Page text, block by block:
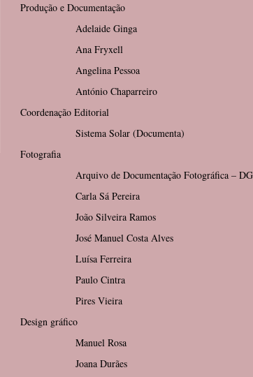
Produção e Documentação
Adelaide Ginga
Ana Fryxell
Angelina Pessoa
António Chaparreiro
Coordenação Editorial
Sistema Solar (Documenta)
Fotografia
Arquivo de Documentação Fotográfica –
Carla Sá Pereira
João Silveira Ramos
José Manuel Costa Alves
Luísa Ferreira
Paulo Cintra
Pires Vieira
Design gráfico
Manuel Rosa
Joana Durães